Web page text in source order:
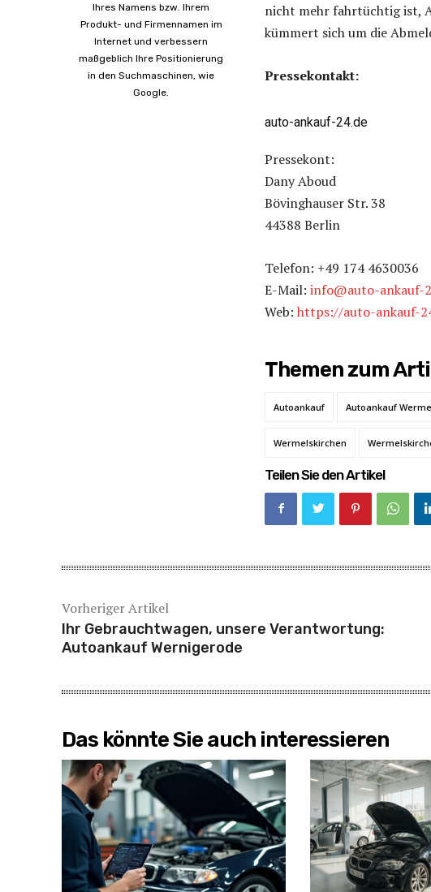
Ihres Namens bzw. Ihrem
Produkt- und Firmennamen im
Internet und verbessern
maßgeblich Ihre Positionierung
in den Suchmaschinen, wie
Google.
nicht mehr fahrtüchtig ist,
kümmert sich um die
Pressekontakt:
auto-ankauf-24.de
Pressekont:
Dany Aboud
Bövinghauser Str. 38
44388 Berlin
Telefon: +49 174 4630036
E-Mail: info@auto-ankauf-
Web: https://auto-ankauf-
Themen zum
Autoankauf Autoankauf
Wermelskirchen
Teilen Sie den Artikel
Vorheriger Artikel
Ihr Gebrauchtwagen, unsere Verantwortung:
Autoankauf Wernigerode
Das könnte Sie auch interessieren